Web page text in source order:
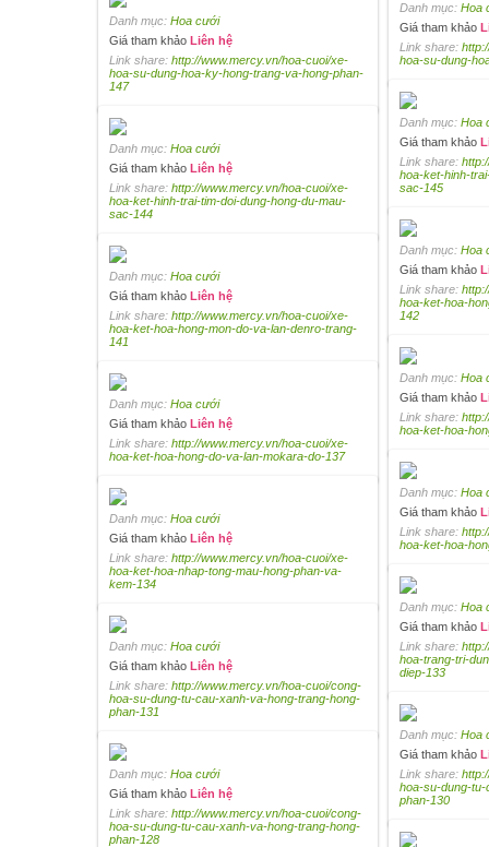
Danh mục: Hoa
Giá tham khảo
Link share:
hoa-su-dung-
Danh mục: Hoa cưới
Giá tham khảo Liên hệ
Link share: http://www.mercy.vn/hoa-cuoi/xe-
hoa-su-dung-hoa-ky-hong-trang-va-hong-phan-
147
Danh mục: Hoa
Giá tham khảo
Link share:
hoa-ket-hinh-
sac-145
Danh mục: Hoa cưới
Giá tham khảo Liên hệ
Link share: http://www.mercy.vn/hoa-cuoi/xe-
hoa-ket-hinh-trai-tim-doi-dung-hong-du-mau-
sac-144
Danh mục: Hoa
Giá tham khảo
Link share:
hoa-ket-hoa-
142
Danh mục: Hoa cưới
Giá tham khảo Liên hệ
Link share: http://www.mercy.vn/hoa-cuoi/xe-
hoa-ket-hoa-hong-mon-do-va-lan-denro-trang-
141
Danh mục: Hoa
Giá tham khảo
Link share:
hoa-ket-hoa-
Danh mục: Hoa cưới
Giá tham khảo Liên hệ
Link share: http://www.mercy.vn/hoa-cuoi/xe-
hoa-ket-hoa-hong-do-va-lan-mokara-do-137
Danh mục: Hoa
Giá tham khảo
Link share:
hoa-ket-hoa-
Danh mục: Hoa cưới
Giá tham khảo Liên hệ
Link share: http://www.mercy.vn/hoa-cuoi/xe-
hoa-ket-hoa-nhap-tong-mau-hong-phan-va-
kem-134
Danh mục: Hoa
Giá tham khảo
Link share:
hoa-trang-tri-
diep-133
Danh mục: Hoa cưới
Giá tham khảo Liên hệ
Link share: http://www.mercy.vn/hoa-cuoi/cong-
hoa-su-dung-tu-cau-xanh-va-hong-trang-hong-
phan-131
Danh mục: Hoa
Giá tham khảo
Link share:
hoa-su-dung-
phan-130
Danh mục: Hoa cưới
Giá tham khảo Liên hệ
Link share: http://www.mercy.vn/hoa-cuoi/cong-
hoa-su-dung-tu-cau-xanh-va-hong-trang-hong-
phan-128